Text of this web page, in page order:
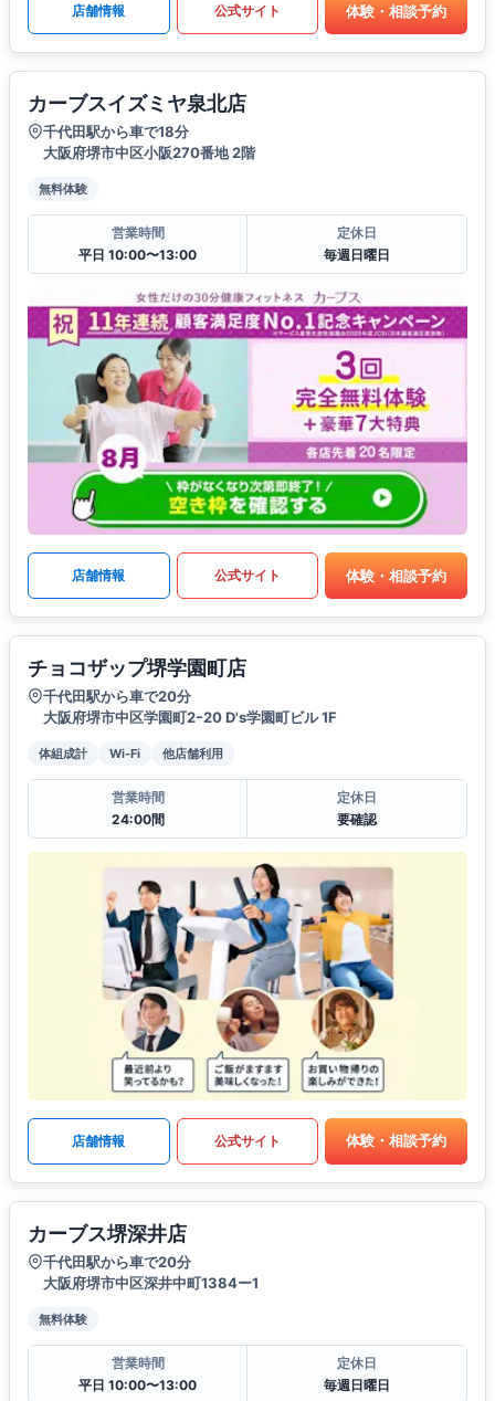
店舗情報 公式サイト 体験・相談予約
カーブスイズミヤ泉北店
千代田駅から車で18分
大阪府堺市中区小阪270番地 2階
無料体験
営業時間
平日 10:00〜13:00
定休日
毎週日曜日
店舗情報 公式サイト 体験・相談予約
チョコザップ堺学園町店
千代田駅から車で20分
大阪府堺市中区学園町2ｰ20 D's学園町ビル 1F
体組成計 Wi-Fi 他店舗利用
営業時間
24:00間
定休日
要確認
店舗情報 公式サイト 体験・相談予約
カーブス堺深井店
千代田駅から車で20分
大阪府堺市中区深井中町1384ー1
無料体験
営業時間
平日 10:00〜13:00
定休日
毎週日曜日